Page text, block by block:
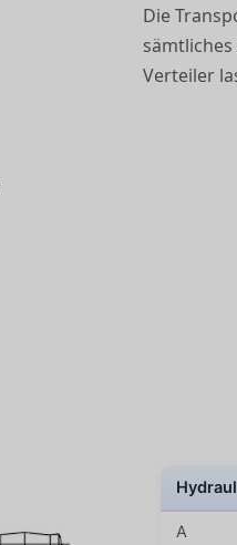
Die
Verteiler
A